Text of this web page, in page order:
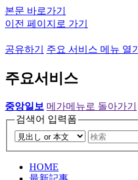
본문 바로가기
이전 페이지로 가기
공유하기 주요 서비스 메뉴 열기
주요서비스
중앙일보 메가메뉴로 돌아가기
검색어 입력폼
HOME